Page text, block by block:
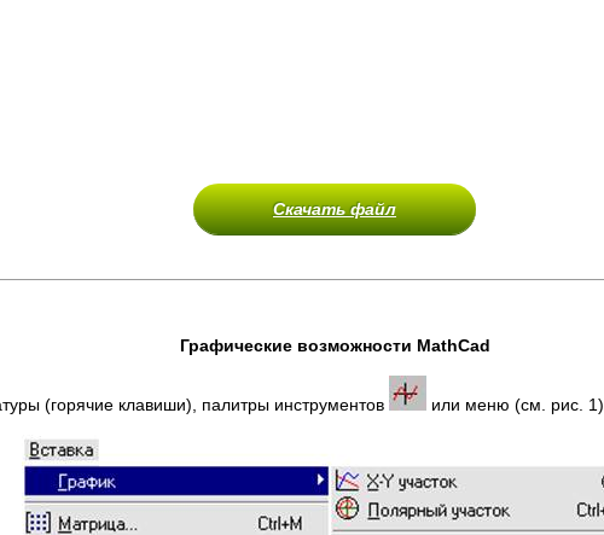
Скачать файл
Графические возможности MathCad
(горячие клавиши), палитры инструментов или меню (см. рис. 1)